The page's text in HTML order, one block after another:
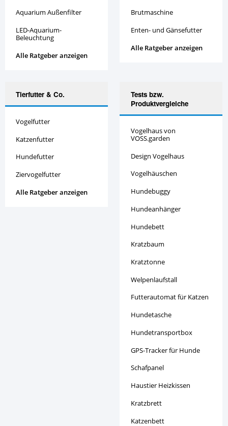
Aquarium Außenfilter
LED-Aquarium-
Beleuchtung
Alle Ratgeber anzeigen
Brutmaschine
Enten- und Gänsefutter
Alle Ratgeber anzeigen
Tierfutter & Co.
Vogelfutter
Katzenfutter
Hundefutter
Ziervogelfutter
Alle Ratgeber anzeigen
Tests bzw.
Produktvergleiche
Vogelhaus von
VOSS.garden
Design Vogelhaus
Vogelhäuschen
Hundebuggy
Hundeanhänger
Hundebett
Kratzbaum
Kratztonne
Welpenlaufstall
Futterautomat für Katzen
Hundetasche
Hundetransportbox
GPS-Tracker für Hunde
Schafpanel
Haustier Heizkissen
Kratzbrett
Katzenbett